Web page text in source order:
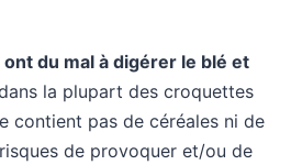
du mal à digérer le blé et
la plupart des croquettes
contient pas de céréales ni de
de provoquer et/ou de